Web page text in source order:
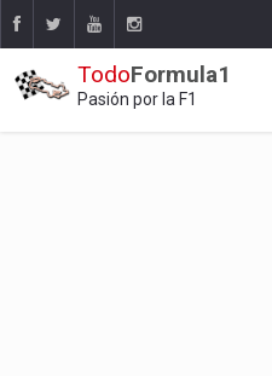
TodoFormula1
Pasión por la F1